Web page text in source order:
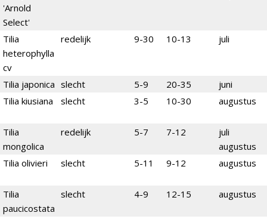
'Arnold
Select'
Tilia
heterophylla
cv
redelijk 9-30 10-13 juli
Tilia japonica slecht 5-9 20-35
juni
Tilia kiusiana
slecht 3-5 10-30 augustus
Tilia
mongolica
redelijk 5-7 7-12
juli
augustus
Tilia olivieri
slecht 5-11 9-12 augustus
Tilia
paucicostata
slecht 4-9 12-15 augustus